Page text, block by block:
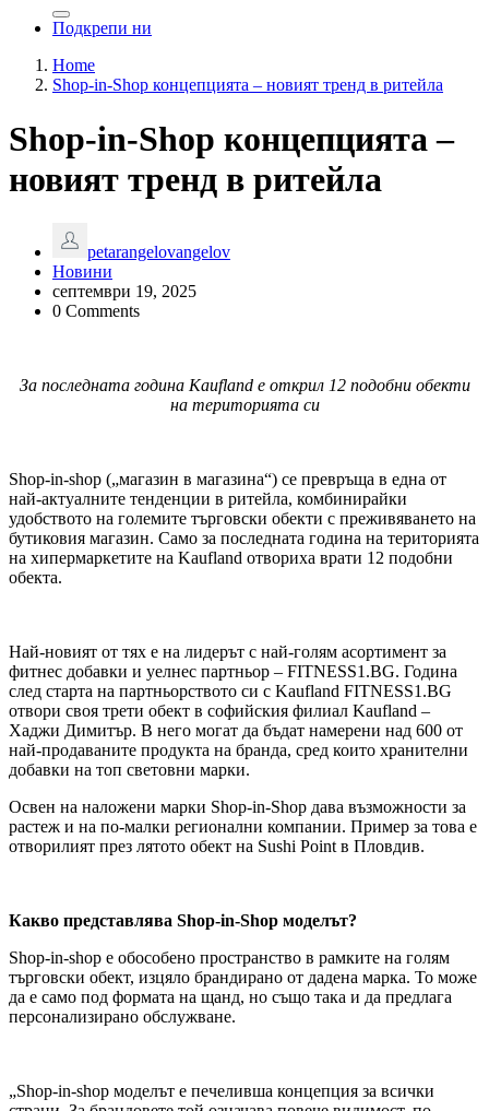
Подкрепи ни
Home
Shop-in-Shop концепцията – новият тренд в ритейла
Shop-in-Shop концепцията –
новият тренд в ритейла
petarangelovangelov
Новини
септември 19, 2025
0 Comments
За последната година Kauflandе открил 12 подобни обекти
на територията си
Shop-in-shop („магазин в магазина“) се превръща в една от
най-актуалните тенденции в ритейла, комбинирайки
удобството на големите търговски обекти с преживяването на
бутиковия магазин. Само за последната година на територията
на хипермаркетите на Kaufland отвориха врати 12 подобни
обекта.
Най-новият от тях е на лидерът с най-голям асортимент за
фитнес добавки и уелнес партньор – FITNESS1.BG. Година
след старта на партньорството си с Kaufland FITNESS1.BG
отвори своя трети обект в софийския филиал Kaufland –
Хаджи Димитър. В него могат да бъдат намерени над 600 от
най-продаваните продукта на бранда, сред които хранителни
добавки на топ световни марки.
Освен на наложени марки Shop-in-Shop дава възможности за
растеж и на по-малки регионални компании. Пример за това е
отворилият през лятото обект на Sushi Point в Пловдив.
Какво представлява Shop-in-Shop моделът?
Shop-in-shop е обособено пространство в рамките на голям
търговски обект, изцяло брандирано от дадена марка. То може
да е само под формата на щанд, но също така и да предлага
персонализирано обслужване.
„Shop-in-shop моделът е печеливша концепция за всички